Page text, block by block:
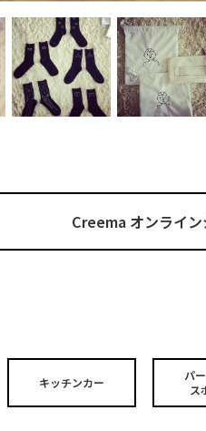
Creema オンライ
キッチンカー
パ
ス